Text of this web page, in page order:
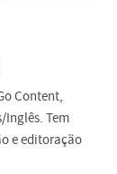
Content,
Inglês. Tem
e editoração